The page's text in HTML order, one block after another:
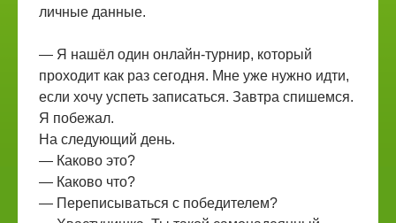
личные данные.
— Я нашёл один онлайн-турнир, который
проходит как раз сегодня. Мне уже нужно идти,
если хочу успеть записаться. Завтра спишемся.
Я побежал.
На следующий день.
— Каково это?
— Каково что?
— Переписываться с победителем?